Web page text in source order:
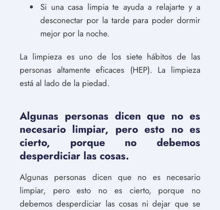
Si una casa limpia te ayuda a relajarte y a
desconectar por la tarde para poder dormir
mejor por la noche.
La limpieza es uno de los siete hábitos de las
personas altamente eficaces (HEP). La limpieza
está al lado de la piedad.
Algunas personas dicen que no es
necesario limpiar, pero esto no es
cierto, porque no debemos
desperdiciar las cosas.
Algunas personas dicen que no es necesario
limpiar, pero esto no es cierto, porque no
debemos desperdiciar las cosas ni dejar que se